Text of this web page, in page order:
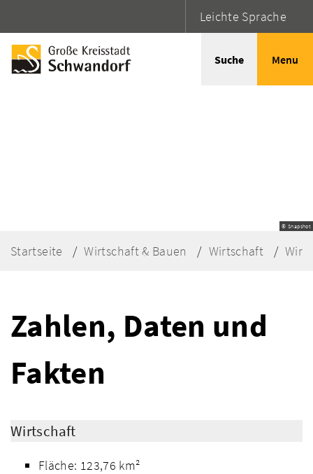
Leichte Sprache
Suche Menu
© Snapshot
Startseite Wirtschaft & Bauen Wirtschaft
Zahlen, Daten und
Fakten
Wirtschaft
Fläche: 123,76 km²